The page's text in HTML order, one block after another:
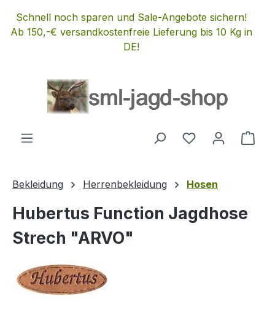
Zum Hauptinhalt springen
Schnell noch sparen und Sale-Angebote sichern!
Ab 150,-€ versandkostenfreie Lieferung bis 10 Kg in
DE!
Du hast 0
Bekleidung Herrenbekleidung Hosen
Hubertus Function Jagdhose
Strech "ARVO"